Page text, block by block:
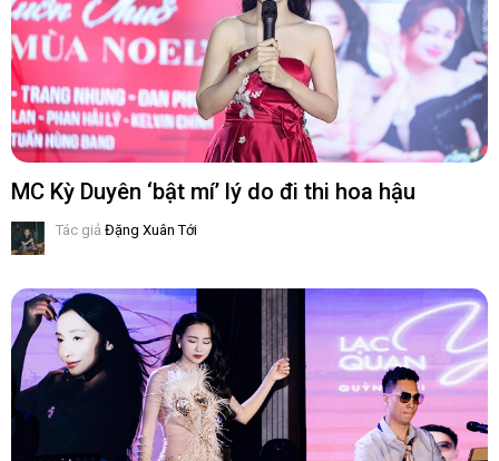
MC Kỳ Duyên ‘bật mí’ lý do đi thi hoa hậu
Tác giả Đặng Xuân Tới